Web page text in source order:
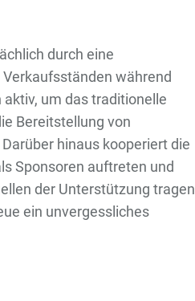
durch eine
während
um das traditionelle
Bereitstellung von
hinaus kooperiert die
Sponsoren auftreten und
der Unterstützung tragen
ein unvergessliches